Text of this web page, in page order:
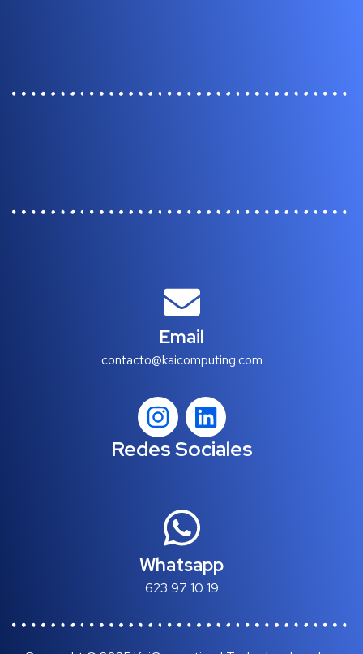
Email
contacto@kaicomputing.com
Redes Sociales
Whatsapp
623 97 10 19